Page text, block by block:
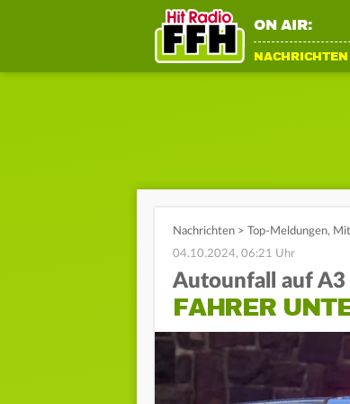
ON AIR:
NACHRICHTEN
Nachrichten > Top-Meldungen,
04.10.2024, 06:21 Uhr
Autounfall auf A3
FAHRER